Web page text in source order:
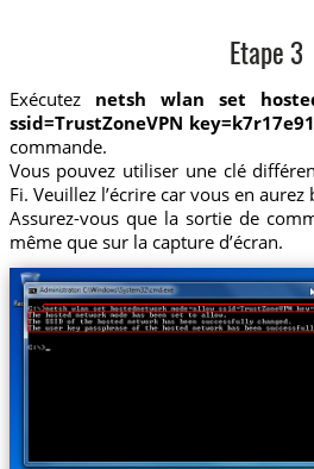
Etape 3
Exécutez netsh wlan set
ssid=TrustZoneVPN
commande.
Vous pouvez utiliser une clé
Fi. Veuillez l’écrire car vous en
Assurez-vous que la sortie de
même que sur la capture d’écran.